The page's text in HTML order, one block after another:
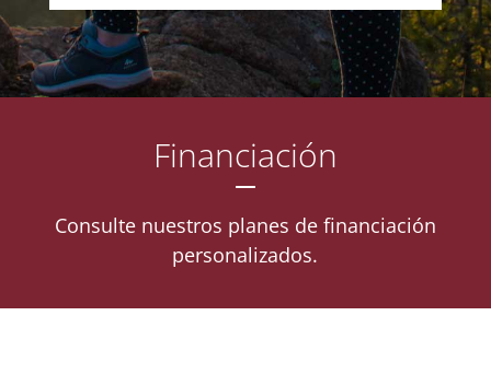
Financiación
Consulte nuestros planes de financiación
personalizados.